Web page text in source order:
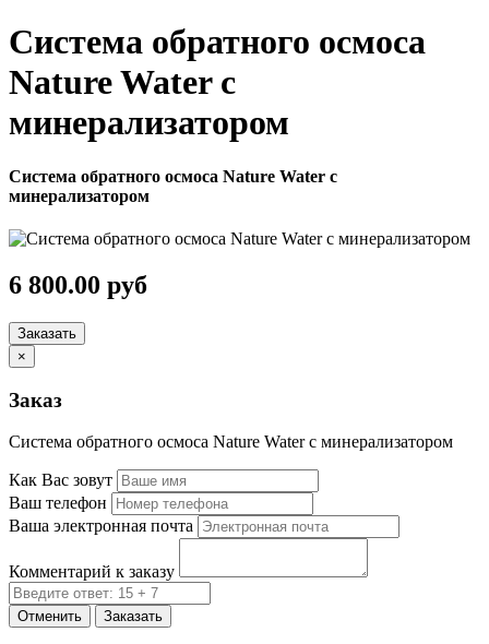
Система обратного осмоса
Nature Water с
минерализатором
Система обратного осмоса Nature Water с
минерализатором
6 800.00 руб
Заказать
×
Заказ
Система обратного осмоса Nature Water с минерализатором
Как Вас зовут
Ваш телефон
Ваша электронная почта
Комментарий к заказу
Отменить Заказать